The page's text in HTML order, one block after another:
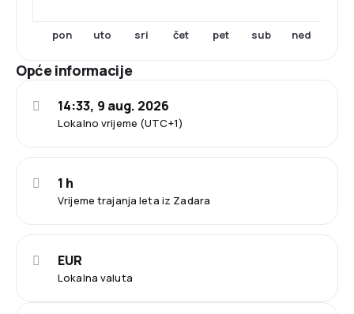
pon uto sri čet pet sub ned
Opće informacije
Lokalno vrijeme (UTC+1)
14:33, 9 aug. 2026
Vrijeme trajanja leta iz Zadara
1 h
Lokalna valuta
EUR